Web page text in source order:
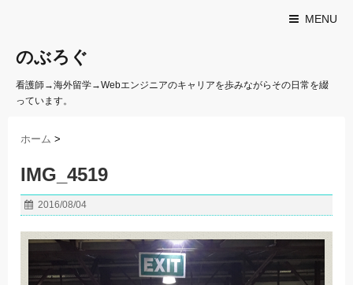
MENU
のぶろぐ
看護師→海外留学→Webエンジニアのキャリアを歩みながらその日常を綴
っています。
ホーム >
IMG_4519
2016/08/04